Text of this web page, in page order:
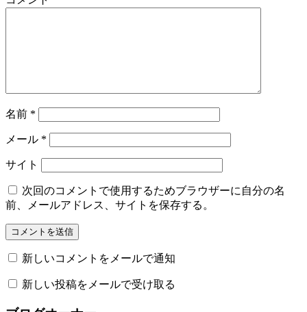
名前 *
メール *
サイト
次回のコメントで使用するためブラウザーに自分の名
前、メールアドレス、サイトを保存する。
新しいコメントをメールで通知
新しい投稿をメールで受け取る